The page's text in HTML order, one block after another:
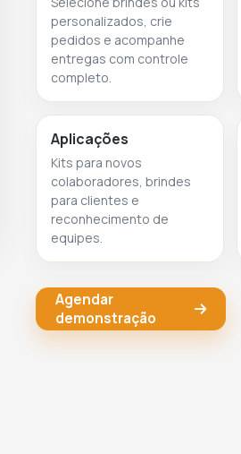
personalizados, crie
pedidos e acompanhe
entregas com controle
completo.
Aplicações
Kits para novos
colaboradores, brindes
para clientes e
reconhecimento de
equipes.
Agendar
demonstração